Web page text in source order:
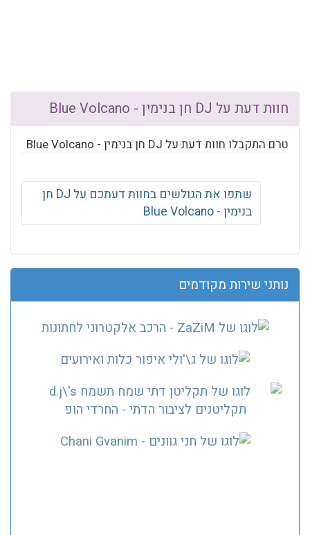
חוות דעת על DJ חן בנימין - Blue Volcano
טרם התקבלו חוות דעת על DJ חן בנימין - Blue Volcano
שתפו את הגולשים בחוות דעתכם על DJ חן
בנימין - Blue Volcano
נותני שירות מקודמים